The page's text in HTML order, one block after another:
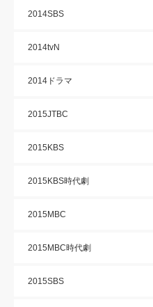
2014SBS
2014tvN
2014ドラマ
2015JTBC
2015KBS
2015KBS時代劇
2015MBC
2015MBC時代劇
2015SBS